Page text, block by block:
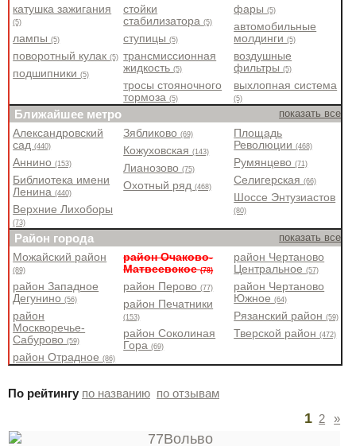
катушка зажигания
(5)
лампы(5)
поворотный кулак(5)
подшипники(5)
стойки
стабилизатора(5)
ступицы(5)
трансмиссионная
жидкость(5)
тросы стояночного
тормоза(5)
фары(5)
автомобильные
молдинги(5)
воздушные
фильтры(5)
выхлопная система
(5)
Ближайшее метро показать все
Александровский
сад(440)
Аннино(153)
Библиотека имени
Ленина(440)
Верхние Лихоборы
(73)
Зябликово(69)
Кожуховская(143)
Лианозово(75)
Охотный ряд(468)
Площадь
Революции(468)
Румянцево(71)
Селигерская(66)
Шоссе Энтузиастов
(80)
Район города показать все
Можайский район
(89)
район Западное
Дегунино(56)
район
Москворечье-
Сабурово(59)
район Отрадное(86)
район Очаково-
Матвеевское(78)
район Перово(77)
район Печатники
(153)
район Соколиная
Гора(69)
район Чертаново
Центральное(57)
район Чертаново
Южное(64)
Рязанский район(59)
Тверской район(472)
По рейтингу по названию по отзывам
1 2 »